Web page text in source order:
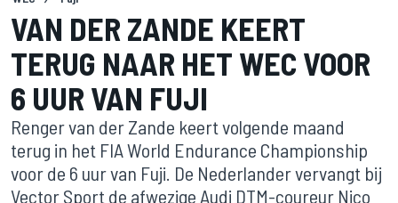
VAN DER ZANDE KEERT
TERUG NAAR HET WEC VOOR
6 UUR VAN FUJI
Renger van der Zande keert volgende maand
terug in het FIA World Endurance Championship
voor de 6 uur van Fuji. De Nederlander vervangt bij
Vector Sport de afwezige Audi DTM-coureur Nico